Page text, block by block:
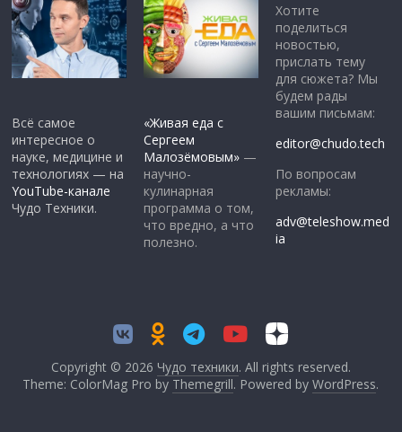
Всё самое
интересное о
науке, медицине и
технологиях — на
YouTube-канале
Чудо Техники.
«Живая еда с
Сергеем
Малозёмовым» —
научно-
кулинарная
программа о том,
что вредно, а что
полезно.
Хотите
поделиться
новостью,
прислать тему
для сюжета? Мы
будем рады
вашим письмам:
editor@chudo.tech
По вопросам
рекламы:
adv@teleshow.med
ia
Copyright © 2026 Чудо техники. All rights reserved.
Theme: ColorMag Pro by Themegrill. Powered byWordPress.